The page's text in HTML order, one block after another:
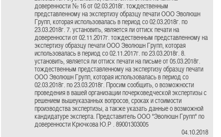
доверенности № 16 от 02.03.2018г. тождественным
представленному на экспертизу образцу печати ООО Эволюшн
Групп, которая использовалась в период со 02.03.2018г. по
23.03.2018г. 7. установить, является ли оттиск печати на
доверенности от 02.11.2017г. тождественным представленному на
экспертизу образцу печати ООО Эволюшн Групп, которая
использовалась в период со 02.11.2017г. по 23.03.2018г. 8.
установить, является ли оттиск печати на письме от 05.03.2018г.
тождественным представленному на экспертизу образцу печати
ООО Эволюшн Групп, которая использовалась в период со
02.03.2018г. по 23.03.2018г. Просим сообщить, о возможности
проведения в вашей организации почерковедческой экспертизы с
решением вышеуказанных вопросов, сроках и стоимости
производства экспертизы, а также указать данные о возможной
кандидатуре эксперта. Представитель ООО "Эволюшн Групп" по
доверенности Крючкова Ю.Р . 89001303005
04.10.2018